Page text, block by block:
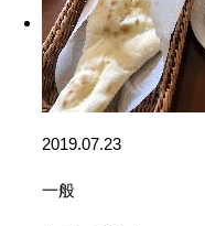
2019.07.23
一般